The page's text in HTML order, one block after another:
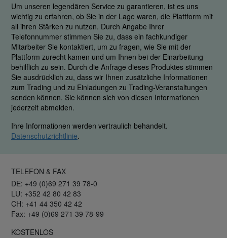
Um unseren legendären Service zu garantieren, ist es uns
wichtig zu erfahren, ob Sie in der Lage waren, die Plattform mit
all ihren Stärken zu nutzen. Durch Angabe Ihrer
Telefonnummer stimmen Sie zu, dass ein fachkundiger
Mitarbeiter Sie kontaktiert, um zu fragen, wie Sie mit der
Plattform zurecht kamen und um Ihnen bei der Einarbeitung
behilflich zu sein. Durch die Anfrage dieses Produktes stimmen
Sie ausdrücklich zu, dass wir Ihnen zusätzliche Informationen
zum Trading und zu Einladungen zu Trading-Veranstaltungen
senden können. Sie können sich von diesen Informationen
jederzeit abmelden.
Ihre Informationen werden vertraulich behandelt.
Datenschutzrichtlinie.
TELEFON & FAX
DE: +49 (0)69 271 39 78-0
LU: +352 42 80 42 83
CH: +41 44 350 42 42
Fax: +49 (0)69 271 39 78-99
KOSTENLOS